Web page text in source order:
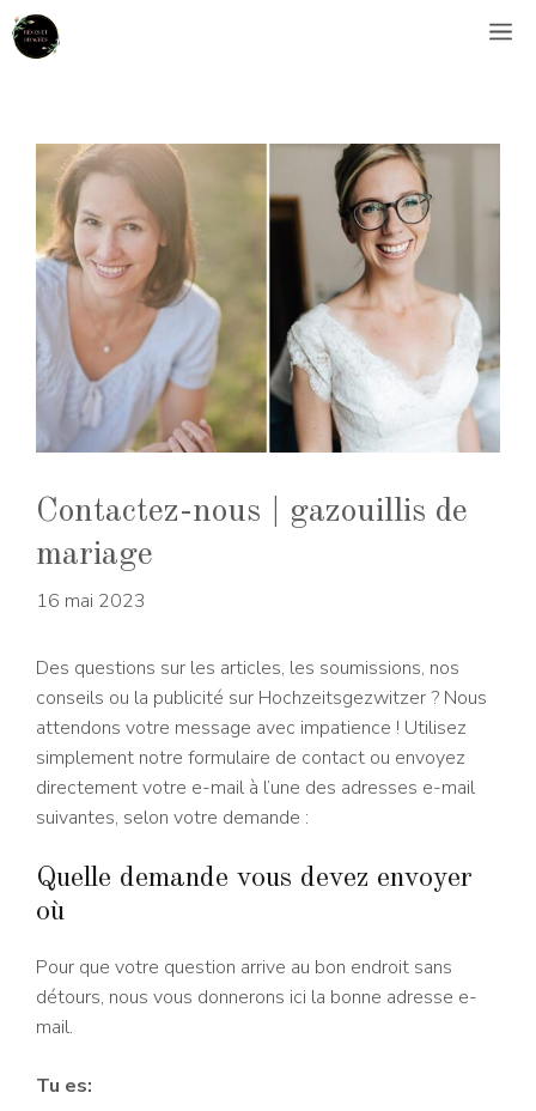
Aller
au
Contactez-nous | gazouillis de
mariage
16 mai 2023
Des questions sur les articles, les soumissions, nos
conseils ou la publicité sur Hochzeitsgezwitzer ? Nous
attendons votre message avec impatience ! Utilisez
simplement notre formulaire de contact ou envoyez
directement votre e-mail à l’une des adresses e-mail
suivantes, selon votre demande :
Quelle demande vous devez envoyer
où
Pour que votre question arrive au bon endroit sans
détours, nous vous donnerons ici la bonne adresse e-
mail.
Tu es: